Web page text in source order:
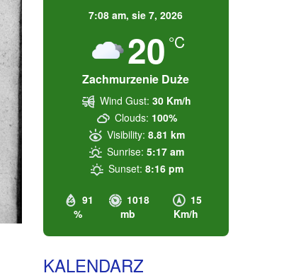
7:08 am,sie 7, 2026
20 °C
Zachmurzenie Duże
91
%
1018
mb
15
Km/h
Wind Gust: 30 Km/h
Clouds: 100%
Visibility: 8.81 km
Sunrise: 5:17 am
Sunset: 8:16 pm
KALENDARZ